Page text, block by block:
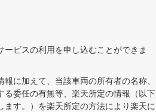
ビスの利用を申し込むことができま
に加えて、当該車両の所有者の名称、
委任の有無等、楽天所定の情報（以下
ます。）を楽天所定の方法により楽天に